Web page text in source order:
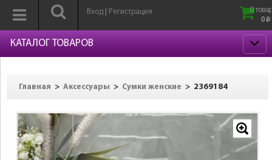
Вход Регистрация
0
0 p
КАТАЛОГ ТОВАРОВ
Главная > Аксессуары > Сумки женские > 2369184